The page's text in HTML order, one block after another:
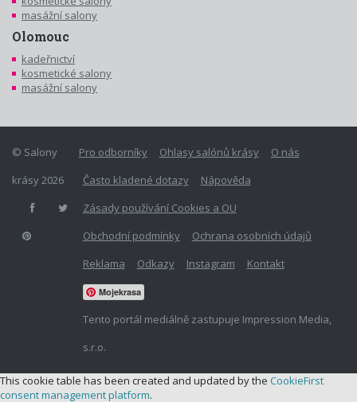
masážní salony
Olomouc
kadeřnictví
kosmetické salony
masážní salony
Pro odborníky Ohlasy salónů krásy
O nás
Často kladené dotazy
Nápověda
Zásady používání Cookies a OU
Obchodní podmínky
Ochrana osobních údajů
Reklama
Odkazy Instagram Kontakt
Mojekrasa
Tento portál mediálně zastupuje Impression Media,
s.r.o.
© Salony
krásy 2026
This cookie table has been created and updated by the CookieFirst
consent management platform.